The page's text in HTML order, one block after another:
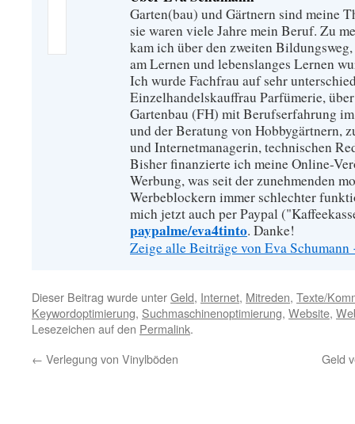
Garten(bau) und Gärtnern sind meine
sie waren viele Jahre mein Beruf. Zu
kam ich über den zweiten
am Lernen und lebenslanges Lernen
Ich wurde Fachfrau auf sehr
Einzelhandelskauffrau Parfümerie,
Gartenbau (FH) mit Berufserfahrung
und der Beratung von Hobbygärtnern,
und Internetmanagerin, technischen
Bisher finanzierte ich meine Online-
Werbung, was seit der zunehmenden
Werbeblockern immer schlechter
mich jetzt auch per Paypal
paypalme/eva4tinto. Danke!
Zeige alle Beiträge von Eva Schumann
Dieser Beitrag wurde unterGeld, Internet, Mitreden, Texte/
Keywordoptimierung, Suchmaschinenoptimierung, Website,
Lesezeichen auf den Permalink.
← Verlegung von Vinylböden Geld